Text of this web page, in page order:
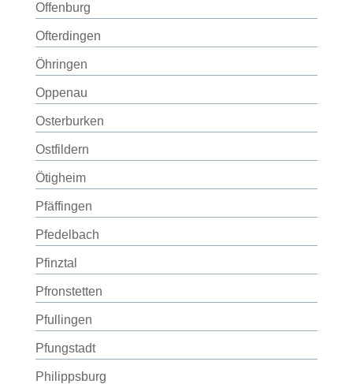
Offenburg
Ofterdingen
Öhringen
Oppenau
Osterburken
Ostfildern
Ötigheim
Pfäffingen
Pfedelbach
Pfinztal
Pfronstetten
Pfullingen
Pfungstadt
Philippsburg